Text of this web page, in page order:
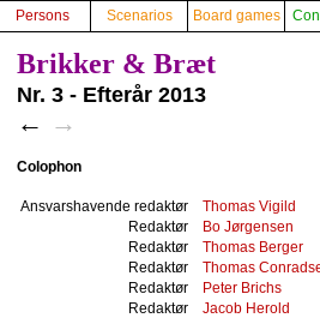
Persons Scenarios Board games
Brikker & Bræt
Nr. 3 - Efterår 2013
← →
Colophon
Ansvarshavende redaktør
Thomas Vigild
Redaktør
Bo Jørgensen
Redaktør
Thomas Berger
Redaktør
Thomas
Redaktør
Peter Brichs
Redaktør
Jacob Herold